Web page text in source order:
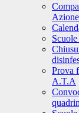
Prova
A.T.A